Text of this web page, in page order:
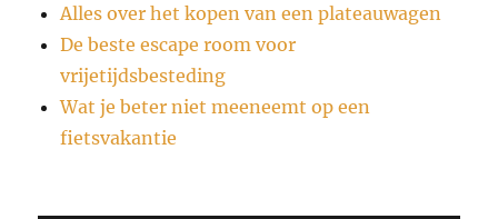
Alles over het kopen van een plateauwagen
De beste escape room voor
vrijetijdsbesteding
Wat je beter niet meeneemt op een
fietsvakantie